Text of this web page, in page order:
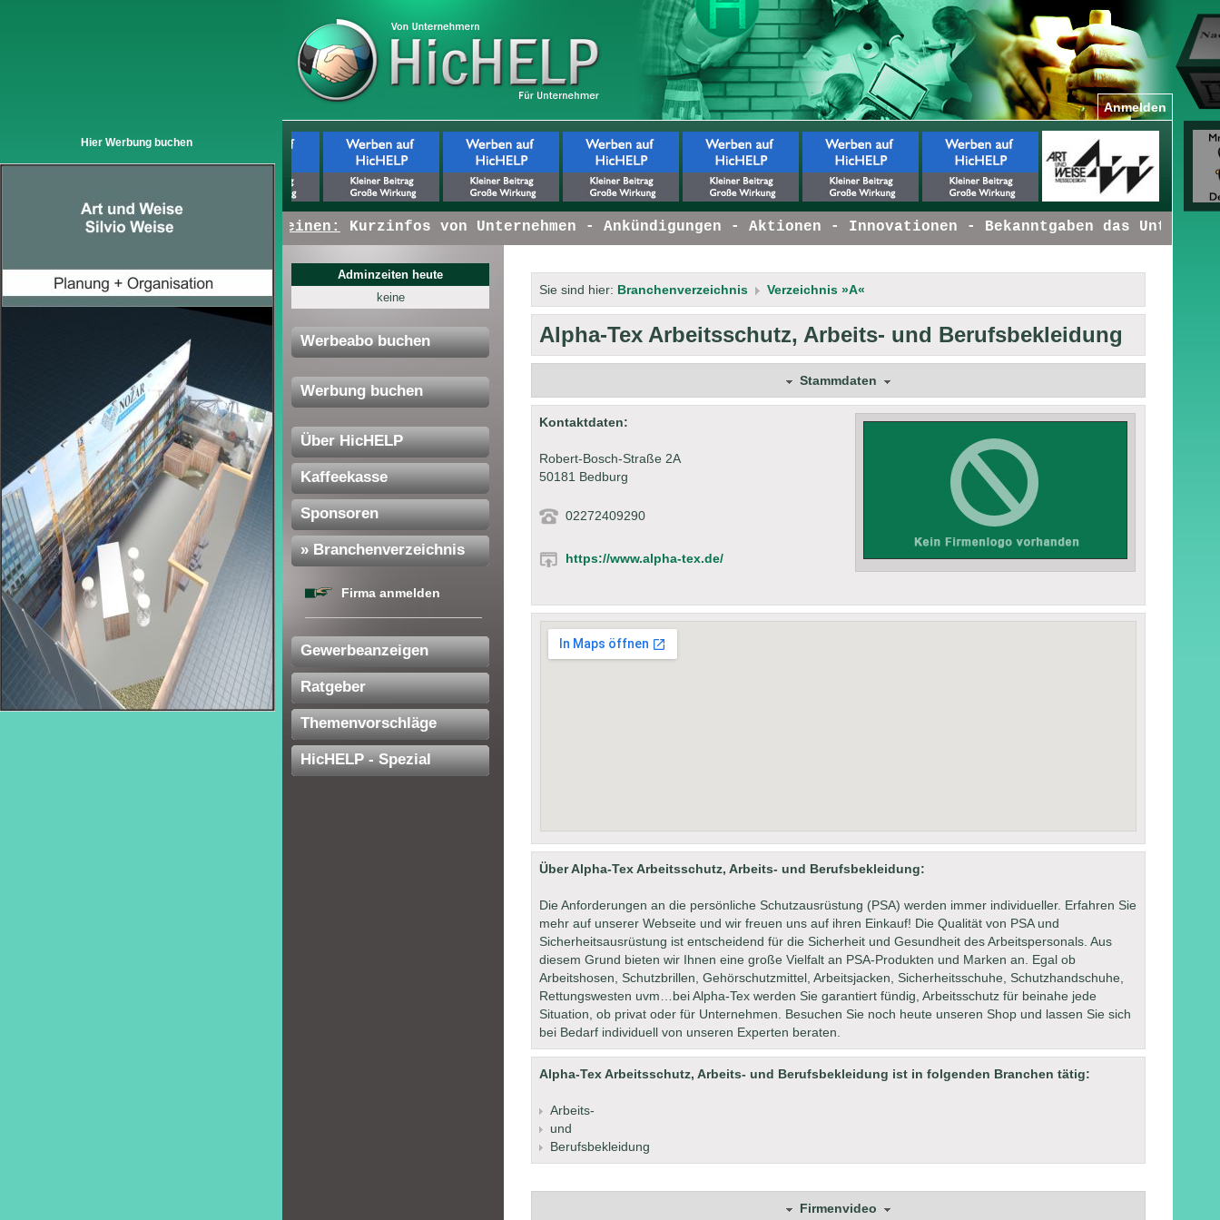
Hier Werbung buchen
Anmelden
+ + + Hier erscheinen:Kurzinfos von Unternehmen - Ankündigungen - Aktionen - Innovationen - Bekanntgaben das
Adminzeiten heute
keine
Werbeabo buchen
Werbung buchen
Über HicHELP
Kaffeekasse
Sponsoren
» Branchenverzeichnis
Firma anmelden
Gewerbeanzeigen
Ratgeber
Themenvorschläge
HicHELP - Spezial
Sie sind hier: Branchenverzeichnis Verzeichnis »A«
Alpha-Tex Arbeitsschutz, Arbeits- und Berufsbekleidung
Stammdaten
Kontaktdaten:
Robert-Bosch-Straße 2A
50181 Bedburg
02272409290
https://www.alpha-tex.de/
Über Alpha-Tex Arbeitsschutz, Arbeits- und Berufsbekleidung:
Die Anforderungen an die persönliche Schutzausrüstung (PSA) werden immer individueller. Erfahren Sie
mehr auf unserer Webseite und wir freuen uns auf ihren Einkauf! Die Qualität von PSA und
Sicherheitsausrüstung ist entscheidend für die Sicherheit und Gesundheit des Arbeitspersonals. Aus
diesem Grund bieten wir Ihnen eine große Vielfalt an PSA-Produkten und Marken an. Egal ob
Arbeitshosen, Schutzbrillen, Gehörschutzmittel, Arbeitsjacken, Sicherheitsschuhe, Schutzhandschuhe,
Rettungswesten uvm…bei Alpha-Tex werden Sie garantiert fündig, Arbeitsschutz für beinahe jede
Situation, ob privat oder für Unternehmen. Besuchen Sie noch heute unseren Shop und lassen Sie sich
bei Bedarf individuell von unseren Experten beraten.
Alpha-Tex Arbeitsschutz, Arbeits- und Berufsbekleidung ist in folgenden Branchen tätig:
Arbeits-
und
Berufsbekleidung
Firmenvideo